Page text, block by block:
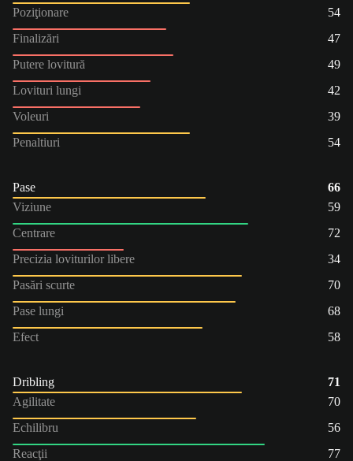
Poziţionare
54
Finalizări
47
Putere lovitură
49
Lovituri lungi
42
Voleuri
39
Penaltiuri
54
Pase
66
Viziune
59
Centrare
72
Precizia loviturilor libere
34
Pasări scurte
70
Pase lungi
68
Efect
58
Dribling
71
Agilitate
70
Echilibru
56
Reacţii
77